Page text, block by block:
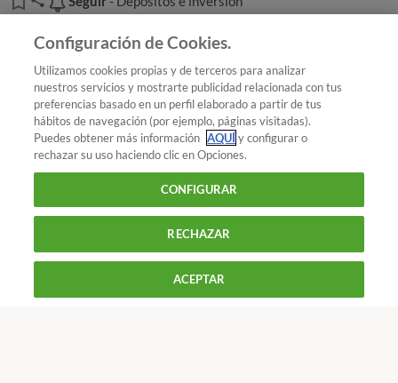
Añadir OCU en tus fuentes favoritas de Google
¿Quieres recibir nuestra Newsletter? Crea una cuenta
Dinero : Depósitos e inversión
Depósitos: sin
riesgo... pero sin apenas rentabilidad
De L a J de 9 a 18 h y V de 9 a 14 h
Configuración de Cookies.
Utilizamos cookies propias y de terceros para analizar
nuestros servicios y mostrarte publicidad relacionada con tus
preferencias basado en un perfil elaborado a partir de tus
hábitos de navegación (por ejemplo, páginas visitadas).
Puedes obtener más información AQUÍy configurar o
rechazar su uso haciendo clic en Opciones.
CONFIGURAR
RECHAZAR
ACEPTAR